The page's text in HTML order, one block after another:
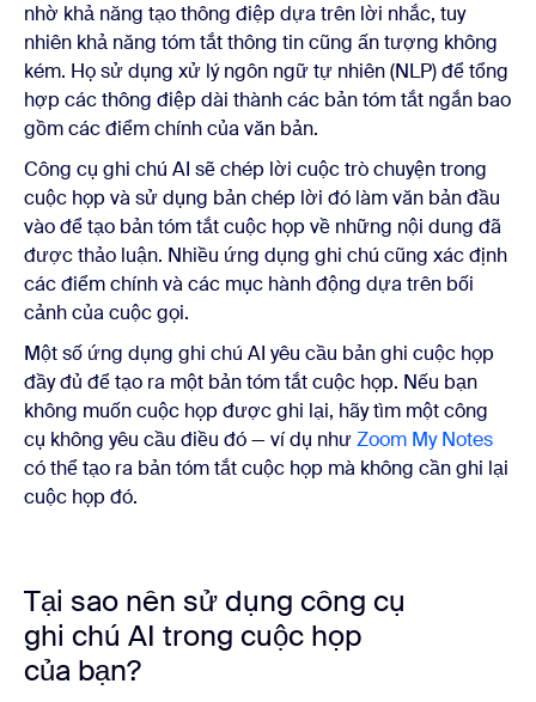
nhờ khả năng tạo thông điệp dựa trên lời nhắc, tuy
nhiên khả năng tóm tắt thông tin cũng ấn tượng không
kém. Họ sử dụng xử lý ngôn ngữ tự nhiên (NLP) để tổng
hợp các thông điệp dài thành các bản tóm tắt ngắn bao
gồm các điểm chính của văn bản.
Công cụ ghi chú AI sẽ chép lời cuộc trò chuyện trong
cuộc họp và sử dụng bản chép lời đó làm văn bản đầu
vào để tạo bản tóm tắt cuộc họp về những nội dung đã
được thảo luận. Nhiều ứng dụng ghi chú cũng xác định
các điểm chính và các mục hành động dựa trên bối
cảnh của cuộc gọi.
Một số ứng dụng ghi chú AI yêu cầu bản ghi cuộc họp
đầy đủ để tạo ra một bản tóm tắt cuộc họp. Nếu bạn
không muốn cuộc họp được ghi lại, hãy tìm một công
cụ không yêu cầu điều đó — ví dụ nhưZoom My Notes
có thể tạo ra bản tóm tắt cuộc họp mà không cần ghi lại
cuộc họp đó.
Tại sao nên sử dụng công cụ
ghi chú AI trong cuộc họp
của bạn?